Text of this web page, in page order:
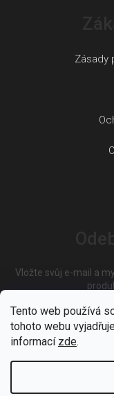
Tento web používá
tohoto webu
informací zde.
Zásady
Vložte svůj e-mail a
Vložením e-mailu